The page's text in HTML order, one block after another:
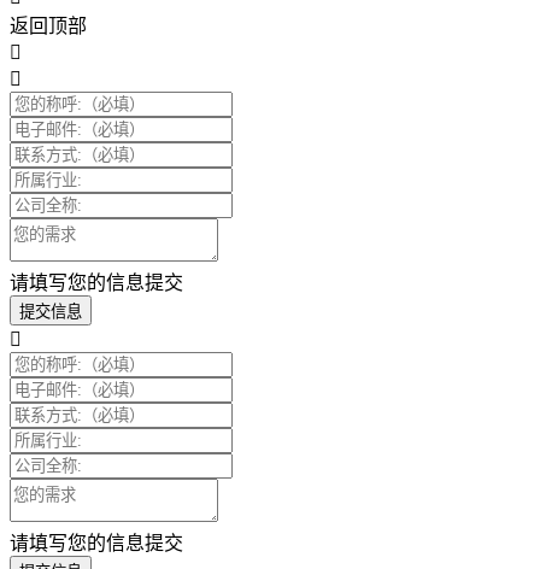
返回顶部
请填写您的信息提交
提交信息
请填写您的信息提交